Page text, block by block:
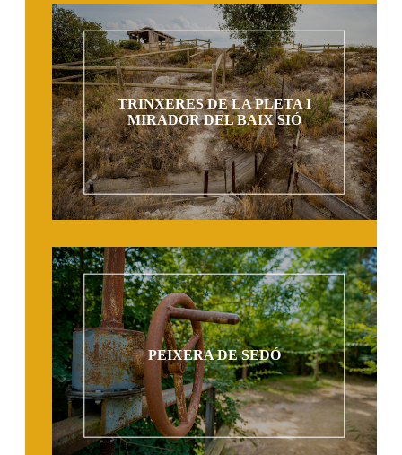
TRINXERES DE LA PLETA I
MIRADOR DEL BAIX SIÓ
PEIXERA DE SEDÓ